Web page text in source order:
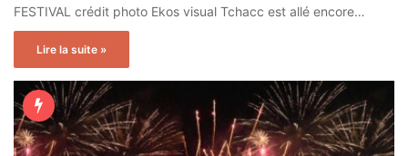
FESTIVAL crédit photo Ekos visual Tchacc est allé encore…
Lire la suite »